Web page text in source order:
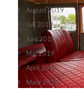
August 2019
Juli 2019
Juni 2019
Mai 2019
April 2019
März 2019